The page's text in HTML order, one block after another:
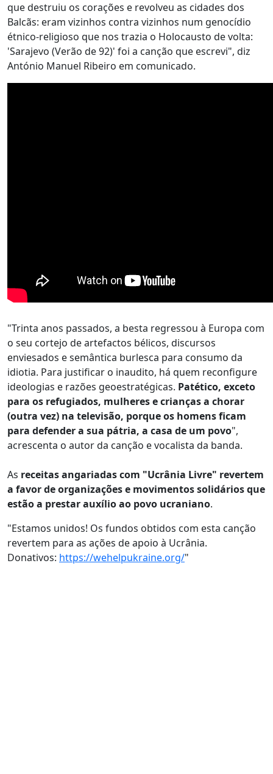
que destruiu os corações e revolveu as cidades dos
Balcãs: eram vizinhos contra vizinhos num genocídio
étnico-religioso que nos trazia o Holocausto de volta:
'Sarajevo (Verão de 92)' foi a canção que escrevi", diz
António Manuel Ribeiro em comunicado.
"Trinta anos passados, a besta regressou à Europa com
o seu cortejo de artefactos bélicos, discursos
enviesados e semântica burlesca para consumo da
idiotia. Para justificar o inaudito, há quem reconfigure
ideologias e razões geoestratégicas. Patético, exceto
para os refugiados, mulheres e crianças a chorar
(outra vez) na televisão, porque os homens ficam
para defender a sua pátria, a casa de um povo",
acrescenta o autor da canção e vocalista da banda.
As receitas angariadas com "Ucrânia Livre" revertem
a favor de organizações e movimentos solidários que
estão a prestar auxílio ao povo ucraniano.
"Estamos unidos! Os fundos obtidos com esta canção
revertem para as ações de apoio à Ucrânia.
Donativos: https://wehelpukraine.org/"